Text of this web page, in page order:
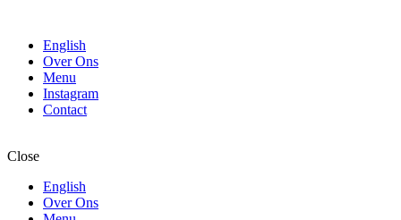
English
Over Ons
Menu
Instagram
Contact
Close
English
Over Ons